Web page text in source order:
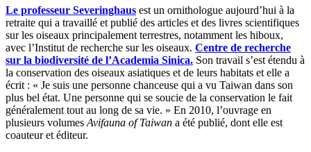
Le professeur Severinghaus est un ornithologue aujourd’hui à la
retraite qui a travaillé et publié des articles et des livres scientifiques
sur les oiseaux principalement terrestres, notamment les hiboux,
avec l’Institut de recherche sur les oiseaux. Centre de recherche
sur la biodiversité de l’Academia Sinica. Son travail s’est étendu à
la conservation des oiseaux asiatiques et de leurs habitats et elle a
écrit : « Je suis une personne chanceuse qui a vu Taiwan dans son
plus bel état. Une personne qui se soucie de la conservation le fait
généralement tout au long de sa vie. » En 2010, l’ouvrage en
plusieurs volumesAvifauna of Taiwan a été publié, dont elle est
coauteur et éditeur.